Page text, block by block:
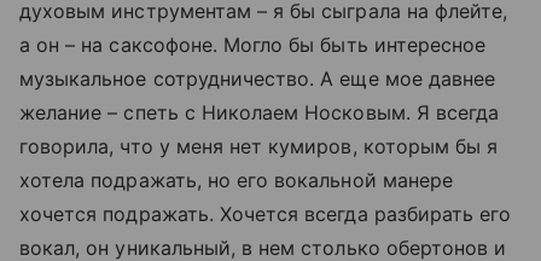
духовым инструментам – я бы сыграла на флейте,
а он – на саксофоне. Могло бы быть интересное
музыкальное сотрудничество. А еще мое давнее
желание – спеть с Николаем Носковым. Я всегда
говорила, что у меня нет кумиров, которым бы я
хотела подражать, но его вокальной манере
хочется подражать. Хочется всегда разбирать его
вокал, он уникальный, в нем столько обертонов и